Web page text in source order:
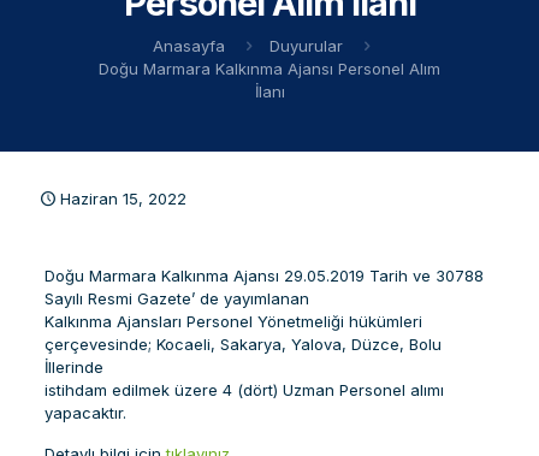
Anasayfa
Duyurular
Doğu Marmara Kalkınma Ajansı Personel Alım
İlanı
Haziran 15, 2022
Doğu Marmara Kalkınma Ajansı 29.05.2019 Tarih ve 30788
Sayılı Resmi Gazete’ de yayımlanan
Kalkınma Ajansları Personel Yönetmeliği hükümleri
çerçevesinde; Kocaeli, Sakarya, Yalova, Düzce, Bolu
İllerinde
istihdam edilmek üzere 4 (dört) Uzman Personel alımı
yapacaktır.